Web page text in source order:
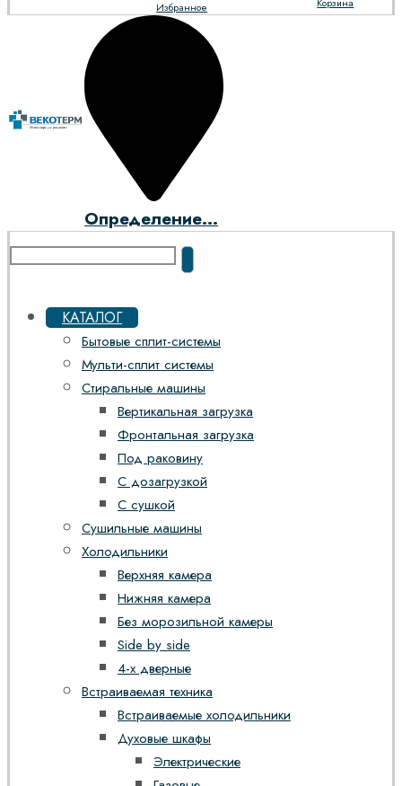
Корзина
Избранное
Определение...
КАТАЛОГ
Бытовые сплит-системы
Мульти-сплит системы
Стиральные машины
Вертикальная загрузка
Фронтальная загрузка
Под раковину
С дозагрузкой
С сушкой
Сушильные машины
Холодильники
Верхняя камера
Нижняя камера
Без морозильной камеры
Side by side
4-х дверные
Встраиваемая техника
Встраиваемые холодильники
Духовые шкафы
Электрические